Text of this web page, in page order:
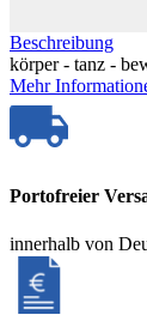
Beschreibung
körper - tanz -
Mehr
Portofreier
innerhalb von